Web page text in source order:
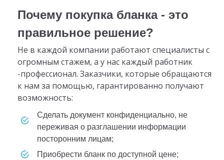
Почему покупка бланка - это
правильное решение?
Не в каждой компании работают специалисты с
огромным стажем, а у нас каждый работник
-профессионал. Заказчики, которые обращаются
к нам за помощью, гарантированно получают
возможность:
сделать документ конфиденциально, не
переживая о разглашении информации
посторонним лицам;
приобрести бланк по доступной цене;